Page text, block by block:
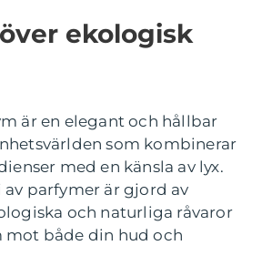
ekologisk
är en elegant och hållbar
som kombinerar
med en känsla av lyx.
av parfymer är gjord av
och naturliga råvaror
mot både din hud och